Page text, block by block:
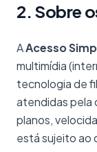
2. Sobre
AAcesso
multimídia
tecnologia de
atendidas pela
planos,
está sujeito ao